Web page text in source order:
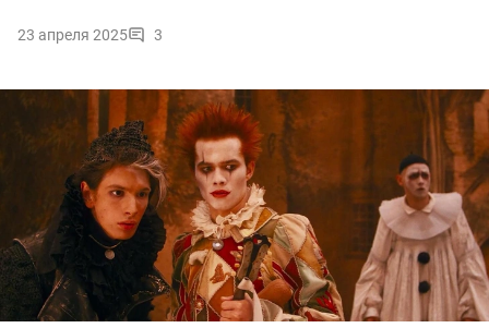
23 апреля 2025 3